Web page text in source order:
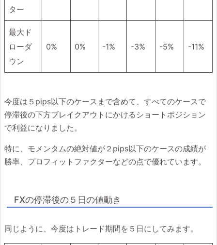
ター
最大ド
ローダ
ウン
0% 0% -1% -3% -5% -11%
今度は５pips以下のケースまで含めて、すべてのケースで
停滞後の下方ブレイクアウトにかけるショートポジション
で利益になりました。
特に、モメンタムの絶対値が２pips以下のケースの成績が
勝率、プロフィットファクターなどの点で優れています。
FXの停滞後の５日の値動き
同じように、今度はトレード期間を５日にしてみます。